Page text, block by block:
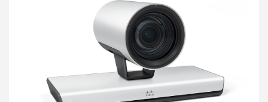
Yealink 視訊會議系統
Cisco 視訊會議系統
整合型系統(Codec)
網路架構系統